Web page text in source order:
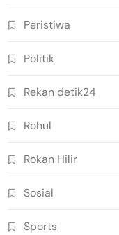
Peristiwa
Politik
Rekan detik24
Rohul
Rokan Hilir
Sosial
Sports